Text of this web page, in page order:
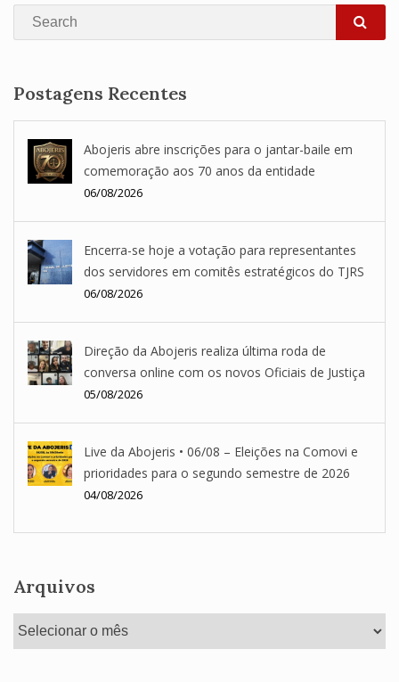
Search
Postagens Recentes
Abojeris abre inscrições para o jantar-baile em
comemoração aos 70 anos da entidade
06/08/2026
Encerra-se hoje a votação para representantes
dos servidores em comitês estratégicos do TJRS
06/08/2026
Direção da Abojeris realiza última roda de
conversa online com os novos Oficiais de Justiça
05/08/2026
Live da Abojeris • 06/08 – Eleições na Comovi e
prioridades para o segundo semestre de 2026
04/08/2026
Arquivos
Arquivos